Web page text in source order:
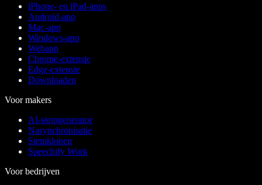
iPhone- en iPad-apps
Android-app
Mac-app
Windows-app
Webapp
Chrome-extensie
Edge-extensie
Downloaden
Voor makers
AI-stemgenerator
Nasynchronisatie
Stemklonen
Speechify Work
Voor bedrijven